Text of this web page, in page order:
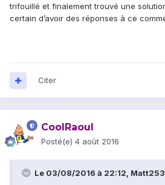
trifouillé et finalement trouvé une
certain d’avoir des réponses à ce
Citer
CoolRaoul
Posté(e) 4 août 2016
Le 03/08/2016 à 22:12,